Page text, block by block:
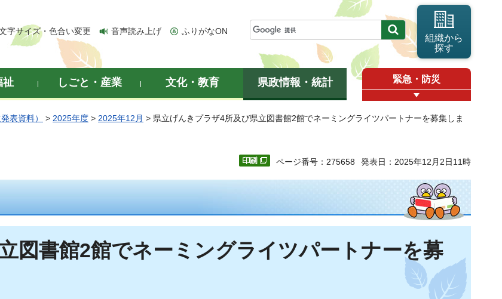
字サイズ・色合い変更 音声読み上げ ふりがなON
組織から
探す
祉 しごと・産業 文化・教育 県政情報・統計 緊急・防災
表資料） > 2025年度 > 2025年12月 > 県立げんきプラザ4所及び県立図書館2館でネーミングライツパートナーを募集しま
ページ番号：275658 発表日：2025年12月2日11時
図書館2館でネーミングライツパートナーを募